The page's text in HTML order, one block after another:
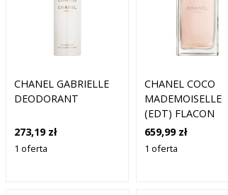
CHANEL GABRIELLE
DEODORANT
273,19 zł
1 oferta
CHANEL COCO
MADEMOISELLE
(EDT) FLACON
659,99 zł
1 oferta